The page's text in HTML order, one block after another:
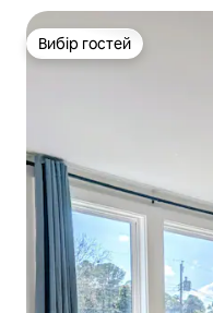
Вибір гостей
Вибір гостей